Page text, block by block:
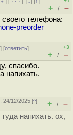
+ / –
телефона:
preorder
] [ответить]
+3
+ / –
спасибо.
напихать.
24/12/2025 [^]
+ / –
напихать. ох,